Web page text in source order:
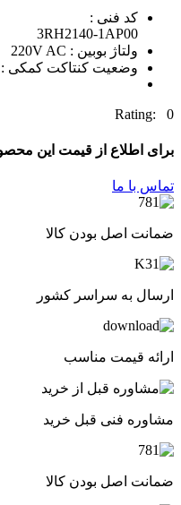
کد فنی :
3RH2140-1AP00
ولتاژ بوبین : 220V AC
وضعیت کنتاکت کمکی : 4 NO
Rating: 0
برای اطلاع از قیمت این
تماس با ما
ضمانت اصل بودن کالا
ارسال به سراسر کشور
ارائه قیمت مناسب
مشاوره فنی قبل خرید
ضمانت اصل بودن کالا